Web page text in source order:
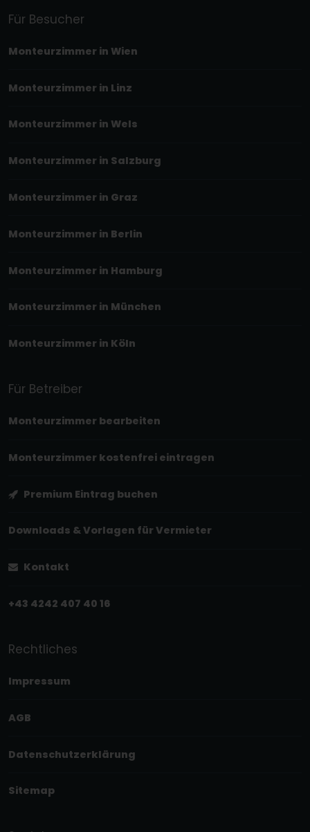
Für Besucher
Monteurzimmer in Wien
Monteurzimmer in Linz
Monteurzimmer in Wels
Monteurzimmer in Salzburg
Monteurzimmer in Graz
Monteurzimmer in Berlin
Monteurzimmer in Hamburg
Monteurzimmer in München
Monteurzimmer in Köln
Für Betreiber
Monteurzimmer bearbeiten
Monteurzimmer kostenfrei eintragen
Premium Eintrag buchen
Downloads & Vorlagen für Vermieter
Kontakt
+43 4242 407 40 16
Rechtliches
Impressum
AGB
Datenschutzerklärung
Sitemap